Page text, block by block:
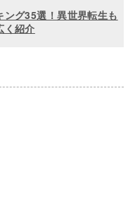
グ35選！異世界転生も
く紹介